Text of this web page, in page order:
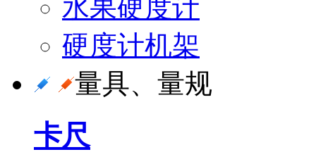
水果硬度计
硬度计机架
量具、量规
卡尺